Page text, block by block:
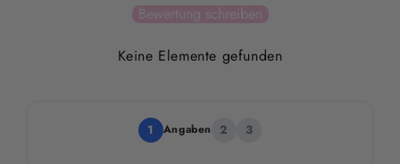
Bewertung schreiben
Keine Elemente gefunden
1 Angaben 2 3